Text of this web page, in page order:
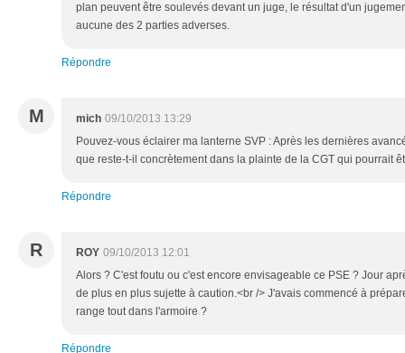
plan peuvent être soulevés devant un juge, le résultat d'un
aucune des 2 parties adverses.
Répondre
M mich 09/10/2013 13:29
Pouvez-vous éclairer ma lanterne SVP : Après les dernières
que reste-t-il concrètement dans la plainte de la CGT qui pourrait
Répondre
R ROY 09/10/2013 12:01
Alors ? C'est foutu ou c'est encore envisageable ce PSE ? Jour
de plus en plus sujette à caution.<br /> J'avais commencé à
range tout dans l'armoire ?
Répondre